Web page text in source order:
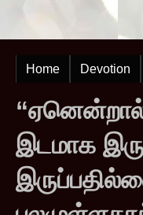
Home Devotion
இடமாக